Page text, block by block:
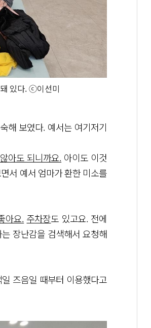
있다. ⓒ이선미
해 보였다. 예서는 여기저기
아도 되니까요. 아이도 이것
서 예서 엄마가 환한 미소를
아요. 주차장도 있고요. 전에
장난감을 검색해서 요청해
즈음일 때부터 이용했다고